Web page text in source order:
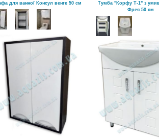
для ванної Консул венге 50 см
Тумба "Корфу Т-1" з
Фрея 50 см